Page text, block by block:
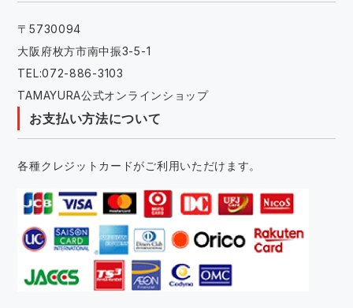
〒5730094
大阪府枚方市南中振3-5-1
TEL:072-886-3103
TAMAYURA公式オンラインショップ
お支払い方法について
各種クレジットカードがご利用いただけます。